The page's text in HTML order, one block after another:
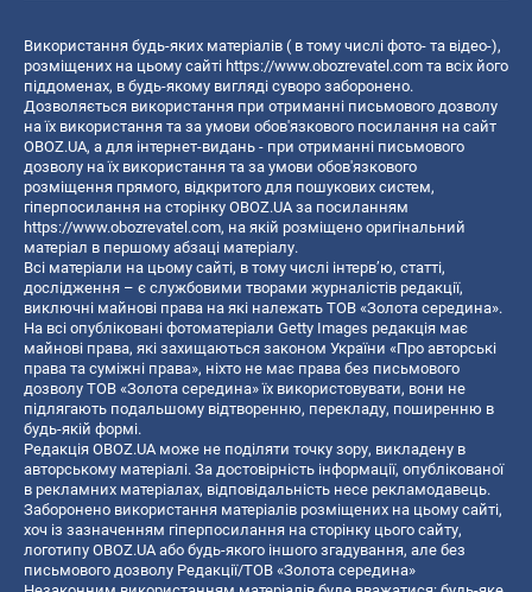
Використання будь-яких матеріалів ( в тому числі фото- та відео-),
розміщених на цьому сайті https://www.obozrevatel.com та всіх його
піддоменах, в будь-якому вигляді суворо заборонено.
Дозволяється використання при отриманні письмового дозволу
на їх використання та за умови обов'язкового посилання на сайт
OBOZ.UA, а для інтернет-видань - при отриманні письмового
дозволу на їх використання та за умови обов'язкового
розміщення прямого, відкритого для пошукових систем,
гіперпосилання на сторінку OBOZ.UA за посиланням
https://www.obozrevatel.com, на якій розміщено оригінальний
матеріал в першому абзаці матеріалу.
Всі матеріали на цьому сайті, в тому числі інтерв’ю, статті,
дослідження – є службовими творами журналістів редакції,
виключні майнові права на які належать ТОВ «Золота середина».
На всі опубліковані фотоматеріали Getty Images редакція має
майнові права, які захищаються законом України «Про авторські
права та суміжні права», ніхто не має права без письмового
дозволу ТОВ «Золота середина» їх використовувати, вони не
підлягають подальшому відтворенню, перекладу, поширенню в
будь-якій формі.
Редакція OBOZ.UA може не поділяти точку зору, викладену в
авторському матеріалі. За достовірність інформації, опублікованої
в рекламних матеріалах, відповідальність несе рекламодавець.
Заборонено використання матеріалів розміщених на цьому сайті,
хоч із зазначенням гіперпосилання на сторінку цього сайту,
логотипу OBOZ.UA або будь-якого іншого згадування, але без
письмового дозволу Редакції/ТОВ «Золота середина»